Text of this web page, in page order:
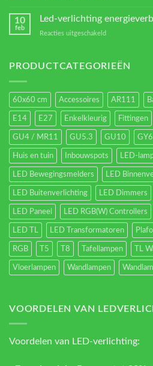
led
10
feb
Led-verlichting
Reacties uitgeschakeld
energieverbruik.
PRODUCTCATEGORIEËN
60x60 cm Accessoires AR111
E14 E27 Enkelkleurig Fittingen
GU4 / MR11 GU5.3 GU10
Huis en tuin Inbouwspots LED-
LED Bewegingsmelders LED
LED Buitenverlichting LED Dimmers
LED Paneel LED RGB(W) Controllers
LED TL LED Transformatoren
RGB T5 T8 Tafellampen TL
Vloerlampen Wandlampen
VOORDELEN VAN
Voordelen van LED-verlichting: